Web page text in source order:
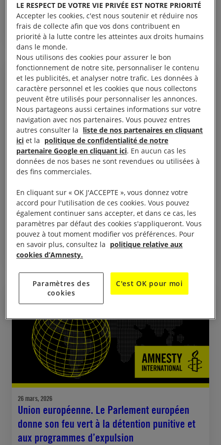
CANADA ÉTATS-UNIS MEXIQUE
DROIT DE MANIFESTER
RÉFUGIÉS ET MIGRANTS
COMMUNIQUÉ DE PRESSE
26 mars, 2026
Monde. Les États membres de l’OIT ne doivent
pas céder à l’Arabie saoudite qui souhaite
balayer sous le tapis la plainte concernant
les travailleurs·euses migrants
ARABIE SAOUDITE RÉFUGIÉS ET MIGRANTS
COMMUNIQUÉ DE PRESSE
26 mars, 2026
Union européenne. Le Parlement européen
donne son feu vert à la détention punitive et
aux programmes d’expulsion
LE RESPECT DE VOTRE VIE PRIVÉE EST NOTRE PRIORITÉ
Accepter les cookies, c'est nous soutenir et réduire nos
frais de collecte afin que vos dons contribuent en
priorité à la lutte contre les atteintes aux droits humains
dans le monde.
Nous utilisons des cookies pour assurer le bon
fonctionnement de notre site, personnaliser le contenu
et les publicités, et analyser notre trafic. Les données à
caractère personnel et les cookies que nous collectons
peuvent être utilisés pour personnaliser les annonces.
Nous partageons aussi certaines informations sur votre
navigation avec nos partenaires. Vous pouvez entres
autres consulter la liste de nos partenaires en cliquant
ici et la politique de confidentialité de notre
partenaire Google en cliquant ici. En aucun cas les
données de nos bases ne sont revendues ou utilisées à
des fins commerciales.
En cliquant sur « OK J'ACCEPTE », vous donnez votre
accord pour l'utilisation de ces cookies. Vous pouvez
également continuer sans accepter, et dans ce cas, les
paramètres par défaut des cookies s'appliqueront. Vous
pouvez à tout moment modifier vos préférences. Pour
en savoir plus, consultez la politique relative aux
cookies d’Amnesty.
Paramètres des
cookies
C'est OK pour moi